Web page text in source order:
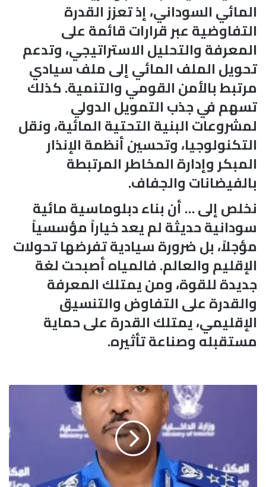
المائي السوداني، إذ تعزز القدرة
التفاوضية عبر قرارات قائمة على
المعرفة والتحليل الاستراتيجي، وتدعم
تحويل الملف المائي إلى ملف سيادي
مرتبط بالأمن القومي والتنمية. كذلك
تسهم في جذب التمويل الدولي
لمشروعات البنية التحتية المائية، ونقل
التكنولوجيا، وتحسين أنظمة الإنذار
المبكر وإدارة المخاطر المرتبطة
بالفيضانات والجفاف.
نخلص إلى … أن بناء دبلوماسية مائية
سودانية حديثة لم يعد خياراً مؤسسياً
مؤجلاً، بل ضرورة سيادية تفرضها تحولات
الإقليم والعالم. فالمياه أصبحت لغة
جديدة للقوة، ومن يمتلك المعرفة
والقدرة على التفاوض والتنسيق
الإقليمي، يمتلك القدرة على حماية
مستقبله وصناعة تأثيره.
ا